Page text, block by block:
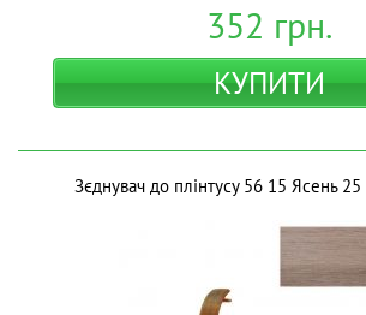
352 грн.
КУПИТИ
Зєднувач до плінтусу 56 15 Ясень